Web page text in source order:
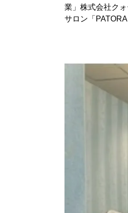
業」株式会社ク
サロン「